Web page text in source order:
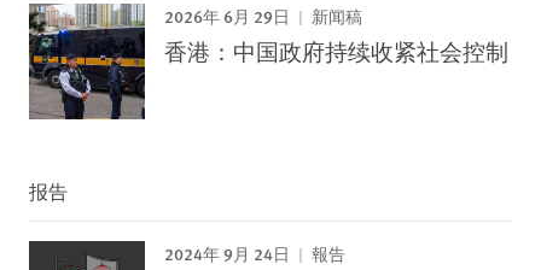
2026年 6月 29日 新闻稿
香港：中国政府持续收紧社会控制
报告
2024年 9月 24日 報告